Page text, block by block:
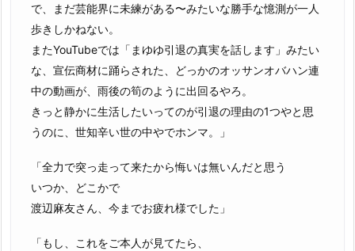
で、まだ芸能界に未練がある〜みたいな勝手な憶測が一人
歩きしかねない。
またYouTubeでは「まゆゆ引退の真実を話します」みたい
な、宣伝商材に踊らされた、どっかのオッサンオバハン連
中の動画が、雨後の筍のように出回るやろ。
きっと静かに生活したいってのが引退の理由の1つやと思
うのに、世知辛い世の中やでホンマ。」
「全力で突っ走って来たから悔いは無いんだと思う
いつか、どこかで
渡辺麻友さん、今までお疲れ様でした」
「もし、これをご本人が見てたら、